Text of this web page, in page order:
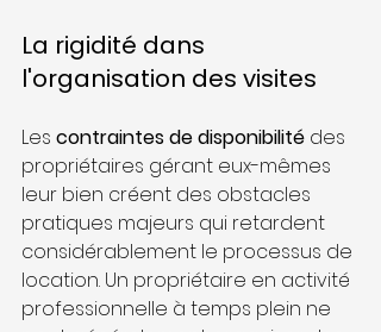
La rigidité dans
l'organisation des visites
Les contraintes de disponibilité des
propriétaires gérant eux-mêmes
leur bien créent des obstacles
pratiques majeurs qui retardent
considérablement le processus de
location. Un propriétaire en activité
professionnelle à temps plein ne